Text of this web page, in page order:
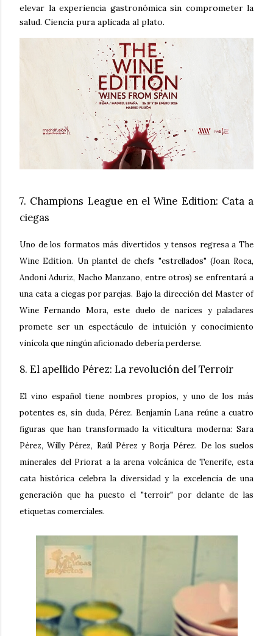
elevar la experiencia gastronómica sin comprometer la
salud. Ciencia pura aplicada al plato.
7. Champions League en el Wine Edition: Cata a
ciegas
Uno de los formatos más divertidos y tensos regresa a The
Wine Edition. Un plantel de chefs "estrellados" (Joan Roca,
Andoni Aduriz, Nacho Manzano, entre otros) se enfrentará a
una cata a ciegas por parejas. Bajo la dirección del Master of
Wine Fernando Mora, este duelo de narices y paladares
promete ser un espectáculo de intuición y conocimiento
vinícola que ningún aficionado debería perderse.
8. El apellido Pérez: La revolución del Terroir
El vino español tiene nombres propios, y uno de los más
potentes es, sin duda, Pérez. Benjamín Lana reúne a cuatro
figuras que han transformado la viticultura moderna: Sara
Pérez, Willy Pérez, Raúl Pérez y Borja Pérez. De los suelos
minerales del Priorat a la arena volcánica de Tenerife, esta
cata histórica celebra la diversidad y la excelencia de una
generación que ha puesto el "terroir" por delante de las
etiquetas comerciales.